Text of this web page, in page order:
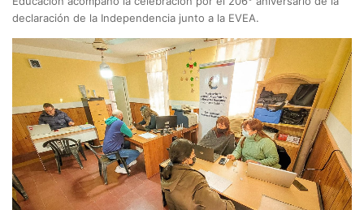
declaración de la Independencia junto a la EVEA.